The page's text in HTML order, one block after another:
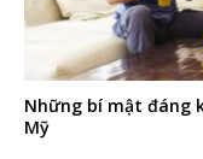
Những bí mật đáng
Mỹ